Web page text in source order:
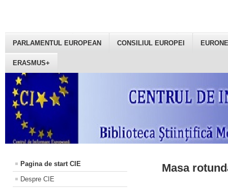
PARLAMENTUL EUROPEAN CONSILIUL EUROPEI
ERASMUS+
Pagina de start CIE
Despre CIE
Masa